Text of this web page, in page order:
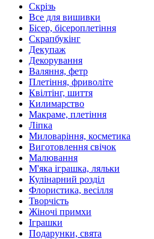
Скрізь
Все для вишивки
Бісер, бісероплетіння
Скрапбукінг
Декупаж
Декорування
Валяння, фетр
Плетіння, фриволіте
Квілтінг, шиття
Килимарство
Макраме, плетіння
Ліпка
Миловаріння, косметика
Виготовлення свічок
Малювання
М'яка іграшка, ляльки
Кулінарний розділ
Флористика, весілля
Творчість
Жіночі примхи
Іграшки
Подарунки, свята